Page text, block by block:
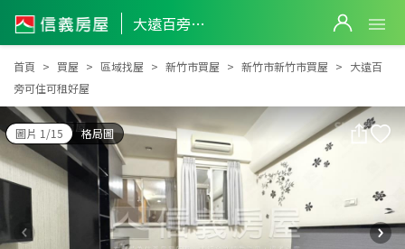
大遠百旁可住可租好屋
大遠百旁可住可租好屋
首頁 買屋 區域找屋 新竹市買屋 新竹市新竹市買屋
大遠百
旁可住可租好屋
圖片 1/15 格局圖